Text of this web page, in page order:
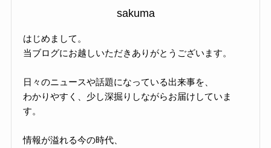
sakuma
はじめまして。
当ブログにお越しいただきありがとうございます。
日々のニュースや話題になっている出来事を、
わかりやすく、少し深掘りしながらお届けしていま
す。
情報が溢れる今の時代、